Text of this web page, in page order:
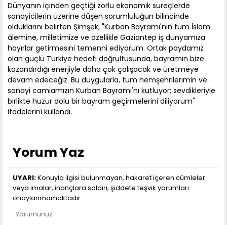
Dünyanın içinden geçtiği zorlu ekonomik süreçlerde
sanayicilerin üzerine düşen sorumluluğun bilincinde
olduklarını belirten Şimşek, "Kurban Bayramı'nın tüm İslam
âlemine, milletimize ve özellikle Gaziantep iş dünyamıza
hayırlar getirmesini temenni ediyorum. Ortak paydamız
olan güçlü Türkiye hedefi doğrultusunda, bayramın bize
kazandırdığı enerjiyle daha çok çalışacak ve üretmeye
devam edeceğiz. Bu duygularla, tüm hemşehrilerimin ve
sanayi camiamızın Kurban Bayramı'nı kutluyor; sevdikleriyle
birlikte huzur dolu bir bayram geçirmelerini diliyorum"
ifadelerini kullandı.
Yorum Yaz
UYARI:Konuyla ilgisi bulunmayan, hakaret içeren cümleler
veya imalar, inançlara saldırı, şiddete teşvik yorumları
onaylanmamaktadır.